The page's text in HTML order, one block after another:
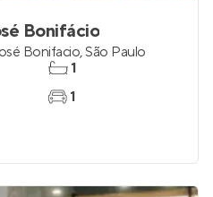
Bonifácio
Bonifacio,São Paulo
1
1